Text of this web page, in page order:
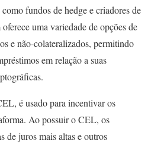
fundos de hedge e criadores de
uma variedade de opções de
e não-colateralizados, permitindo
em relação a suas
é usado para incentivar os
Ao possuir o CEL, os
de juros mais altas e outros